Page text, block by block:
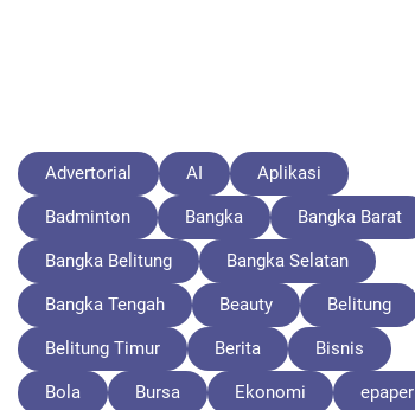
Advertorial AI Aplikasi
Badminton Bangka Bangka Barat
Bangka Belitung Bangka Selatan
Bangka Tengah Beauty Belitung
Belitung Timur Berita Bisnis
Bola Bursa Ekonomi epaper